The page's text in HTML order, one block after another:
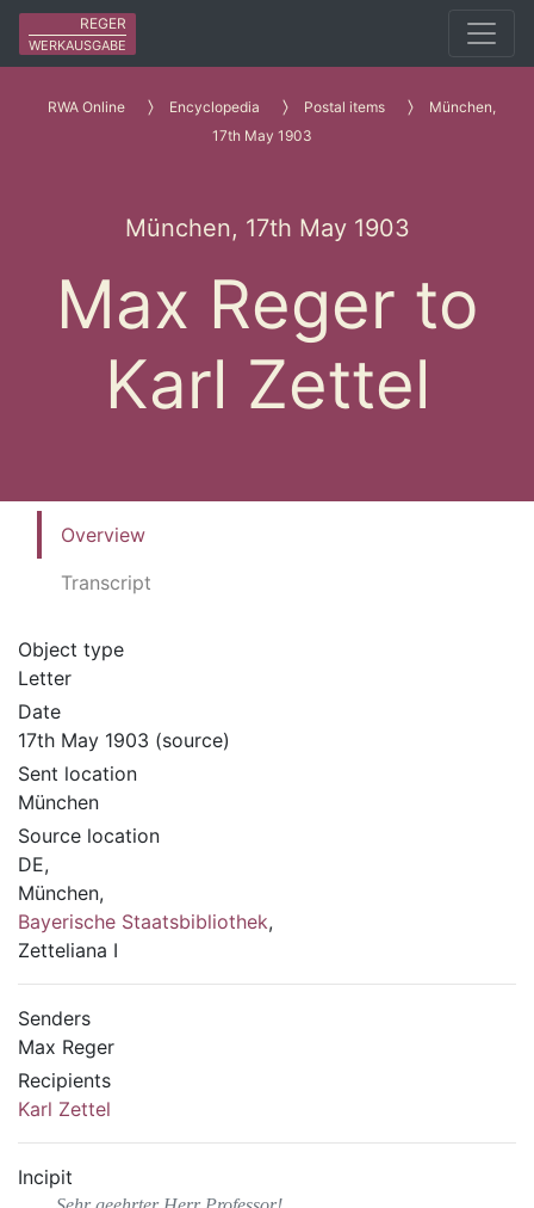
REGER
WERKAUSGABE
RWA Online Encyclopedia Postal items
München,
17th May 1903
München, 17th May 1903
Max Reger to
Karl Zettel
Overview
Transcript
Object type
Letter
Date
17th May 1903 (source)
Sent location
München
Source location
DE,
München,
Bayerische Staatsbibliothek,
Zetteliana I
Senders
Max Reger
Recipients
Karl Zettel
Incipit